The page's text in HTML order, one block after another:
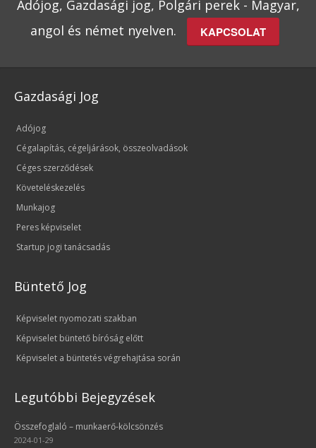
Adójog, Gazdasági jog, Polgári perek - Magyar,
angol és német nyelven.
KAPCSOLAT
Gazdasági Jog
Adójog
Cégalapítás, cégeljárások, összeolvadások
Céges szerződések
Követeléskezelés
Munkajog
Peres képviselet
Startup jogi tanácsadás
Büntető Jog
Képviselet nyomozati szakban
Képviselet büntető bíróság előtt
Képviselet a büntetés végrehajtása során
Legutóbbi Bejegyzések
Összefoglaló – munkaerő-kölcsönzés
2024-01-29